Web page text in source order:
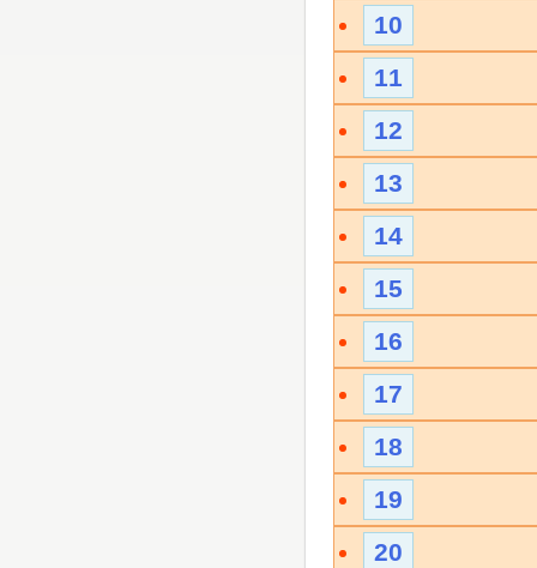
10
11
12
13
14
15
16
17
18
19
20